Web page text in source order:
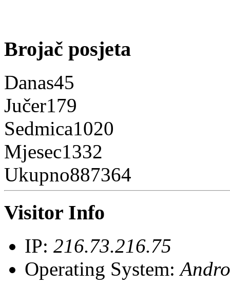
Brojač posjeta
Danas45
Jučer179
Sedmica1020
Mjesec1332
Ukupno887364
Visitor Info
IP: 216.73.216.75
Operating System: